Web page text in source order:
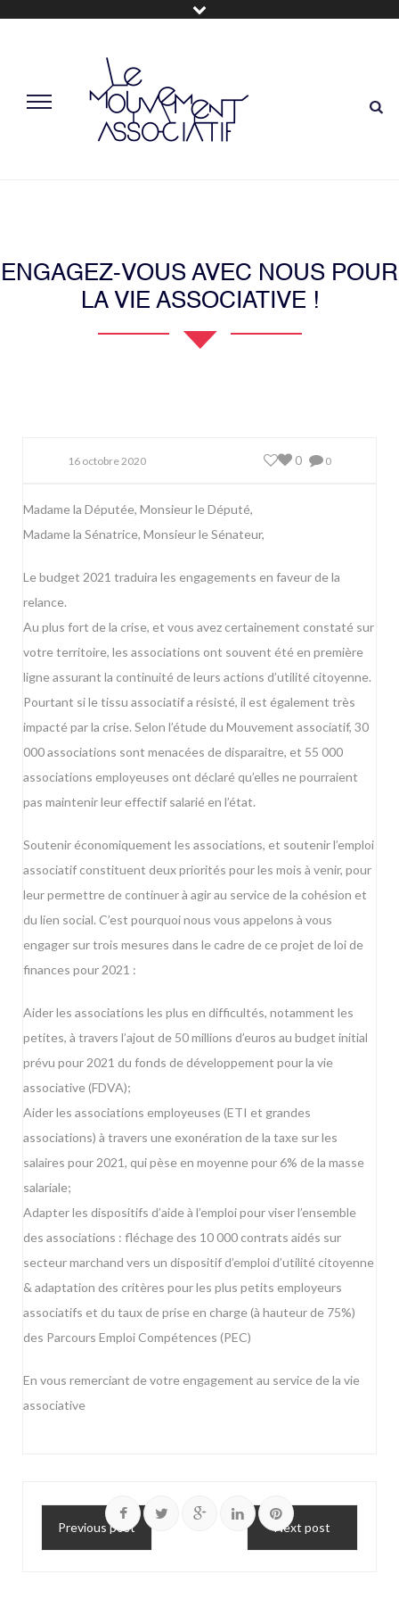
ENGAGEZ-VOUS AVEC NOUS POUR
LA VIE ASSOCIATIVE !
16 octobre 2020 0
0
Madame la Députée, Monsieur le Député,
Madame la Sénatrice, Monsieur le Sénateur,
Le budget 2021 traduira les engagements en faveur de la
relance.
Au plus fort de la crise, et vous avez certainement constaté sur
votre territoire, les associations ont souvent été en première
ligne assurant la continuité de leurs actions d’utilité citoyenne.
Pourtant si le tissu associatif a résisté, il est également très
impacté par la crise. Selon l’étude du Mouvement associatif, 30
000 associations sont menacées de disparaitre, et 55 000
associations employeuses ont déclaré qu’elles ne pourraient
pas maintenir leur effectif salarié en l’état.
Soutenir économiquement les associations, et soutenir l’emploi
associatif constituent deux priorités pour les mois à venir, pour
leur permettre de continuer à agir au service de la cohésion et
du lien social. C’est pourquoi nous vous appelons à vous
engager sur trois mesures dans le cadre de ce projet de loi de
finances pour 2021 :
Aider les associations les plus en difficultés, notamment les
petites, à travers l’ajout de 50 millions d’euros au budget initial
prévu pour 2021 du fonds de développement pour la vie
associative (FDVA);
Aider les associations employeuses (ETI et grandes
associations) à travers une exonération de la taxe sur les
salaires pour 2021, qui pèse en moyenne pour 6% de la masse
salariale;
Adapter les dispositifs d’aide à l’emploi pour viser l’ensemble
des associations : fléchage des 10 000 contrats aidés sur
secteur marchand vers un dispositif d’emploi d’utilité citoyenne
& adaptation des critères pour les plus petits employeurs
associatifs et du taux de prise en charge (à hauteur de 75%)
des Parcours Emploi Compétences (PEC)
En vous remerciant de votre engagement au service de la vie
associative
Previous post Next post